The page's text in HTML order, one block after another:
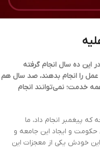
این ده سال انجام گرفته
را انجام بدهند، صد سال هم
خدمت؛ نمی‌توانند انجام
که پیغمبر انجام داد، ما
حکومت و ایجاد این جامعه و
این خودش یکی از معجزات این